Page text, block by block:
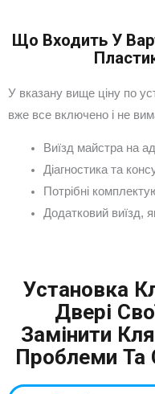
Що Входить У
У вказану вище ціну по
вже все включено і не
Виїзд майстра на
Діагностика та
Потрібні
Додатковий виїзд,
Установка
Двері
Замінити
Проблеми Та